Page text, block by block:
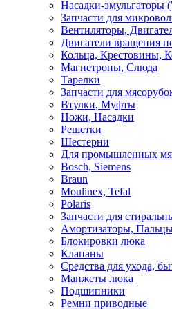
Насадки-эмульгаторы
Запчасти для
Вентиляторы,
Двигатели вращения
Кольца, Крестовины,
Магнетроны, Слюда
Тарелки
Запчасти для
Втулки, Муфты
Ножи, Насадки
Решетки
Шестерни
Для промышленных
Bosch, Siemens
Braun
Moulinex, Tefal
Polaris
Запчасти для
Амортизаторы,
Блокировки люка
Клапаны
Средства для ухода,
Манжеты люка
Подшипники
Ремни приводные